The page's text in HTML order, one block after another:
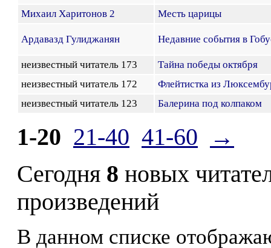
Михаил Харитонов 2 Месть царицы
Ардавазд Гулиджанян Недавние события в
неизвестный читатель 173
Тайна победы октября
неизвестный читатель 172
Флейтистка из
неизвестный читатель 123
Балерина под колпаком
1-20 21-40 41-60
→
Сегодня 8 новых
произведений
В данном списке